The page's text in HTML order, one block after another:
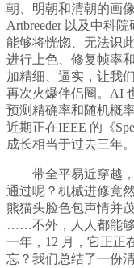
朝、明朝和清朝的画
Artbreeder 以及中科
能够将恍惚、无法识
进行上色、修复帧率
加精细、逼实，让我
再次火爆伴侣圈。AI
预测精确率和随机概
近期正在IEEE 的《
成长相当于过去三年。
带全平易近穿越，
通过呢？机械进修竟
熊猫头脸色包声情并茂
……不外，人人都能够
一年，12 月，它正正
忘？我们总结了一份